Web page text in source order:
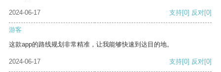
2024-06-17 支持[0] 反对[0]
游客
这款app的路线规划非常精准，让我能够快速到达目的地。
2024-06-17 支持[0] 反对[0]